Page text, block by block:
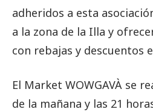
adheridos a esta
a la zona de la Illa y
con rebajas y descuentos
El Market WOWGAVÀ se
de la mañana y las 21